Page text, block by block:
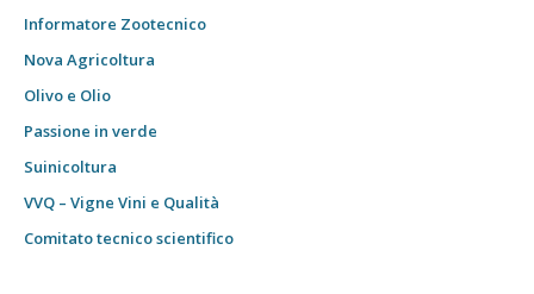
Informatore Zootecnico
Nova Agricoltura
Olivo e Olio
Passione in verde
Suinicoltura
VVQ – Vigne Vini e Qualità
Comitato tecnico scientifico